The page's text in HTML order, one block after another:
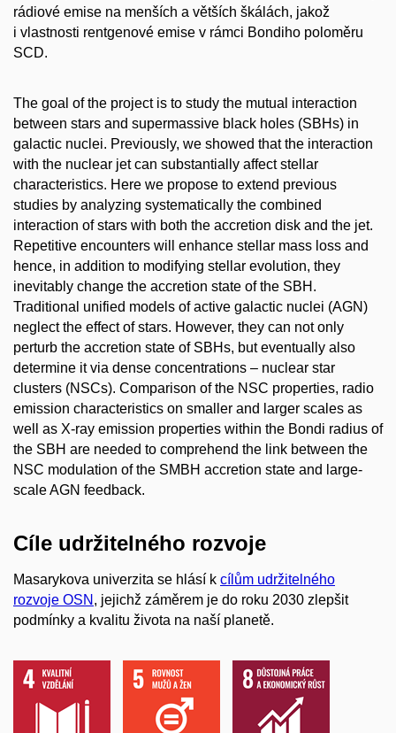
rádiové emise na menších a větších škálách, jakož
i vlastnosti rentgenové emise v rámci Bondiho poloměru
SCD.
The goal of the project is to study the mutual interaction
between stars and supermassive black holes (SBHs) in
galactic nuclei. Previously, we showed that the interaction
with the nuclear jet can substantially affect stellar
characteristics. Here we propose to extend previous
studies by analyzing systematically the combined
interaction of stars with both the accretion disk and the jet.
Repetitive encounters will enhance stellar mass loss and
hence, in addition to modifying stellar evolution, they
inevitably change the accretion state of the SBH.
Traditional unified models of active galactic nuclei (AGN)
neglect the effect of stars. However, they can not only
perturb the accretion state of SBHs, but eventually also
determine it via dense concentrations – nuclear star
clusters (NSCs). Comparison of the NSC properties, radio
emission characteristics on smaller and larger scales as
well as X-ray emission properties within the Bondi radius of
the SBH are needed to comprehend the link between the
NSC modulation of the SMBH accretion state and large-
scale AGN feedback.
Cíle udržitelného rozvoje
Masarykova univerzita se hlásí k cílům udržitelného
rozvoje OSN , jejichž záměrem je do roku 2030 zlepšit
podmínky a kvalitu života na naší planetě.